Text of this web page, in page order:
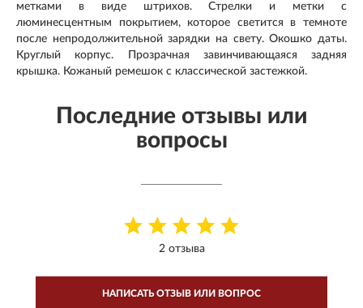
метками в виде штрихов. Стрелки и метки с
люминесцентным покрытием, которое светится в темноте
после непродолжительной зарядки на свету. Окошко даты.
Круглый корпус. Прозрачная завинчивающаяся задняя
крышка. Кожаный ремешок с классической застежкой.
Последние отзывы или
вопросы
2 отзыва
НАПИСАТЬ ОТЗЫВ ИЛИ ВОПРОС